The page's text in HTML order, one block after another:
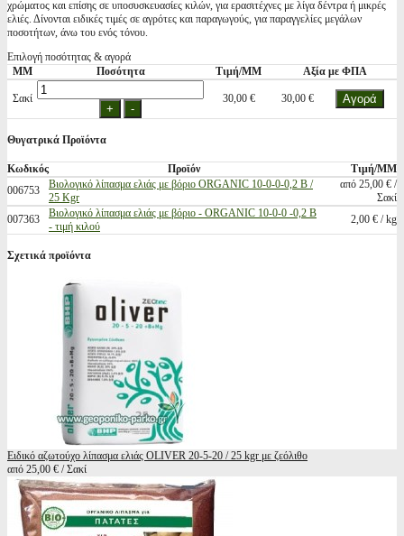
χρώματος και επίσης σε υποσυσκευασίες κιλών, για ερασιτέχνες με λίγα δέντρα ή μικρές
ελιές. Δίνονται ειδικές τιμές σε αγρότες και παραγωγούς, για παραγγελίες μεγάλων
ποσοτήτων, άνω του ενός τόνου.
Επιλογή ποσότητας & αγορά
ΜΜ
Ποσότητα Τιμή/ΜΜ Αξία με ΦΠΑ
Σακί 30,00 € 30,00 €
Θυγατρικά Προϊόντα
Κωδικός Προϊόν
Τιμή/ΜΜ
006753
Βιολογικό λίπασμα ελιάς με βόριο ORGANIC 10-0-0-0,2 B /
25 Kgr
από 25,00 € /
Σακί
007363
Βιολογικό λίπασμα ελιάς με βόριο - ORGANIC 10-0-0 -0,2 B
- τιμή κιλού
2,00 € / kg
Σχετικά προϊόντα
Ειδικό αζωτούχο λίπασμα ελιάς OLIVER 20-5-20 / 25 kgr με ζεόλιθο
από 25,00 € / Σακί